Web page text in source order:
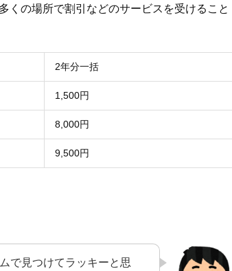
くの場所で割引などのサービスを受けること
2年分一括
1,500円
8,000円
9,500円
で見つけてラッキーと思